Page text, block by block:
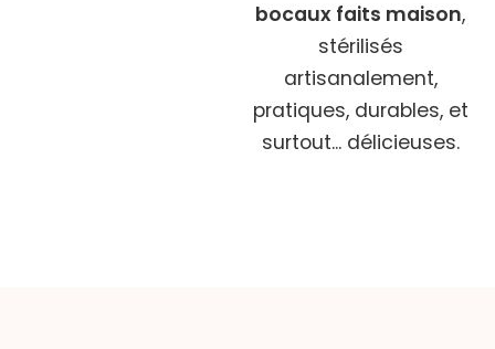
bocaux faits maison,
stérilisés
artisanalement,
pratiques, durables, et
surtout... délicieuses.